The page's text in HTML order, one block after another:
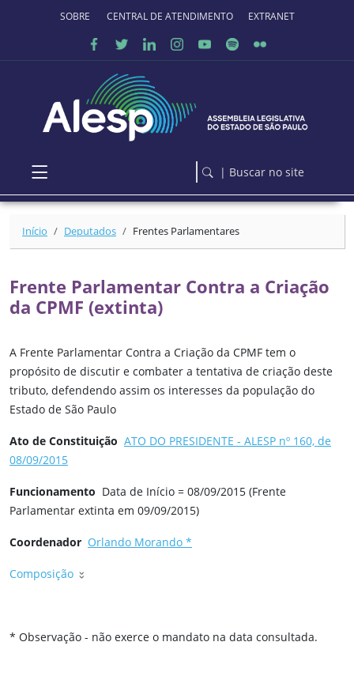
Ir para o conteúdo principal
SOBRE O PORTALCENTRAL DE ATENDIMENTO EXTRANET
| Buscar no site
Início Deputados Frentes Parlamentares
Frente Parlamentar Contra a Criação
da CPMF (extinta)
A Frente Parlamentar Contra a Criação da CPMF tem o
propósito de discutir e combater a tentativa de criação deste
tributo, defendendo assim os interesses da população do
Estado de São Paulo
Ato de Constituição ATO DO PRESIDENTE - ALESP nº 160, de
08/09/2015
Funcionamento Data de Início = 08/09/2015 (Frente
Parlamentar extinta em 09/09/2015)
Coordenador Orlando Morando *
Composição
* Observação - não exerce o mandato na data consultada.